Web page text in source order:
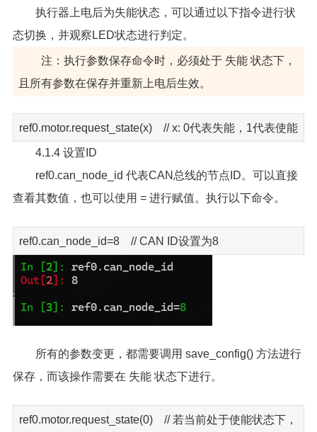
执行器上电后为失能状态，可以通过以下指令进行状
态切换，并观察LED状态进行判定。
注：执行参数保存命令时，必须处于 失能 状态下，
且所有参数在保存并重新上电后生效。
ref0.motor.request_state(x) // x: 0代表失能，1代表使能
4.1.4 设置ID
ref0.can_node_id 代表CAN总线的节点ID。可以直接
查看其数值，也可以使用 = 进行赋值。执行以下命令。
ref0.can_node_id=8 // CAN ID设置为8
所有的参数变更，都需要调用 save_config() 方法进行
保存，而该操作需要在 失能 状态下进行。
ref0.motor.request_state(0) // 若当前处于使能状态下，